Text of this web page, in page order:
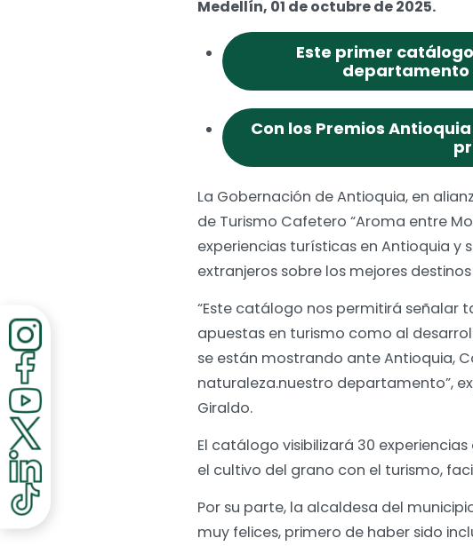
Medellín, 01 de octubre de 2025.
Este primer
departamento
Con los Premios
La Gobernación de Antioquia, en
de Turismo Cafetero “Aroma entre
experiencias turísticas en Antioquia y
extranjeros sobre los mejores
“Este catálogo nos permitirá señalar
apuestas en turismo como al
se están mostrando ante Antioquia,
naturaleza.nuestro departamento”,
Giraldo.
El catálogo visibilizará 30
el cultivo del grano con el turismo,
Por su parte, la alcaldesa del
muy felices, primero de haber sido